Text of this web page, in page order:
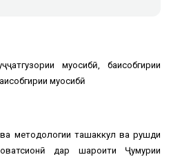
муҳосибӣ, баҳисобгирии
муҳосибӣ
методологии ташаккул ва рушди
дар шароити Ҷумҳурии